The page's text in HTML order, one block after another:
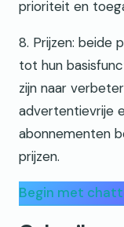
prioriteit en
8. Prijzen: beide
tot hun
zijn naar
advertentievrije
abonnementen
prijzen.
Begin met